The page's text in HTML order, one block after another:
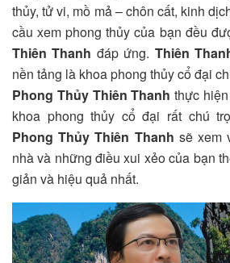
thủy, tử vi, mồ mả – chôn cất, kinh
cầu xem phong thủy của bạn đều
Thiên Thanh đáp ứng. Thiên
nền tảng là khoa phong thủy cổ đại
Phong Thủy Thiên Thanhthực
khoa phong thủy cổ đại rất chú
Phong Thủy Thiên Thanh sẽ xem
nhà và những điều xui xẻo của bạn
giản và hiệu quả nhất.